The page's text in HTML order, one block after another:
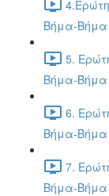
Βήμα-Βήμα
5.
Βήμα-Βήμα
6.
Βήμα-Βήμα
7.
Βήμα-Βήμα